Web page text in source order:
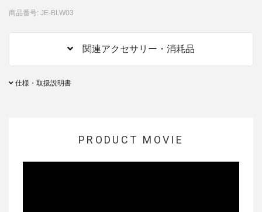
商品番号: JE-BLW03
関連アクセサリー・消耗品
仕様・取扱説明書
PRODUCT MOVIE